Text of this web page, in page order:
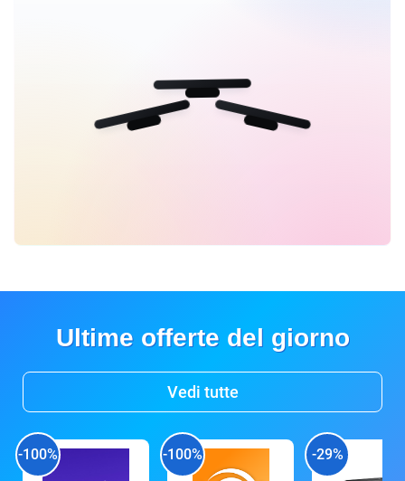
Ultime offerte del giorno
Vedi tutte
-100% -100% -29%